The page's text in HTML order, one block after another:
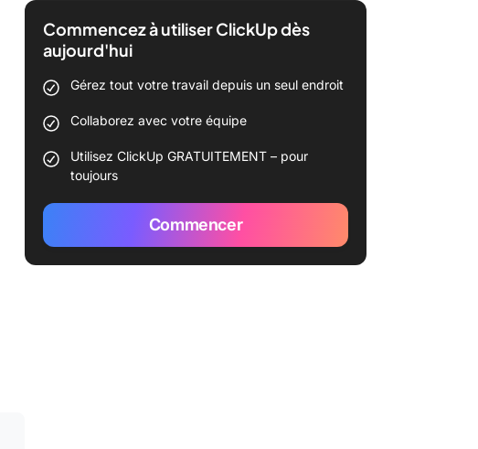
Commencez à utiliser ClickUp dès
aujourd'hui
Gérez tout votre travail depuis un seul endroit
Collaborez avec votre équipe
Utilisez ClickUp GRATUITEMENT – pour
toujours
Commencer